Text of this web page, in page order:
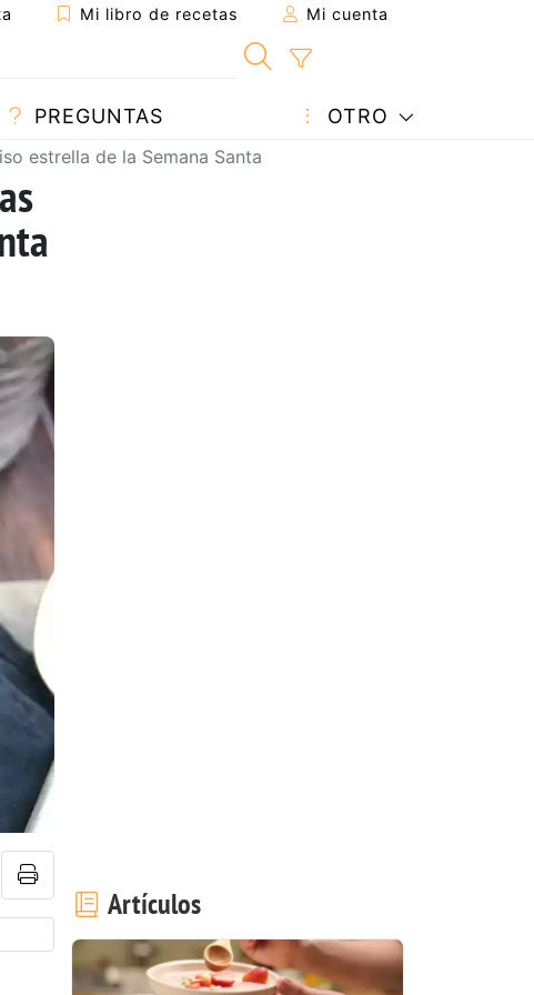
Mi libro de recetas Mi cuenta
PREGUNTAS OTRO
estrella de la Semana Santa
Artículos